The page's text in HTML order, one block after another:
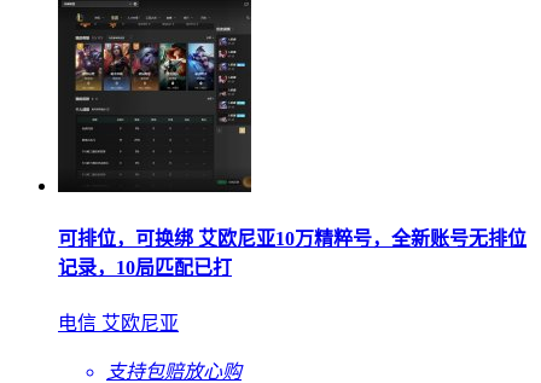
可排位，可换绑 艾欧尼亚10万精粹号，全新账号无排位
记录，10局匹配已打
电信 艾欧尼亚
支持包赔放心购